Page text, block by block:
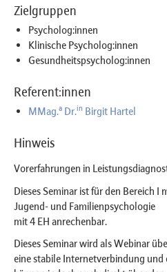
Zielgruppen
Psycholog:innen
Klinische Psycholog:innen
Gesundheitspsycholog:innen
Referent:innen
MMag. a Dr. in Birgit Hartel
Hinweis
Vorerfahrungen in
Dieses Seminar ist für den Bereich
Jugend- und Familienpsychologie
mit 4 EH anrechenbar.
Dieses Seminar wird als Webinar
eine stabile Internetverbindung